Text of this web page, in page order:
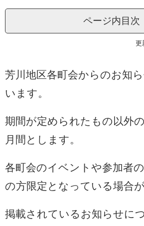
ページ内目次
更
芳川地区各町会からのお知
います。
期間が定められたもの以外
月間とします。
各町会のイベントや参加者
の方限定となっている場合
掲載されているお知らせに